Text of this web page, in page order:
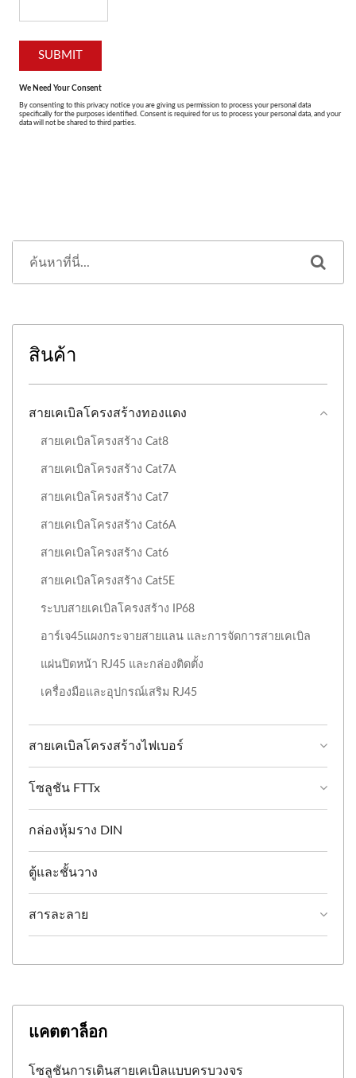
สินค้า
สายเคเบิลโครงสร้างทองแดง
สายเคเบิลโครงสร้าง Cat8
สายเคเบิลโครงสร้าง Cat7A
สายเคเบิลโครงสร้าง Cat7
สายเคเบิลโครงสร้าง Cat6A
สายเคเบิลโครงสร้าง Cat6
สายเคเบิลโครงสร้าง Cat5E
ระบบสายเคเบิลโครงสร้าง IP68
อาร์เจ45แผงกระจายสายแลน และการจัดการสายเคเบิล
แผ่นปิดหน้า RJ45 และกล่องติดตั้ง
เครื่องมือและอุปกรณ์เสริม RJ45
สายเคเบิลโครงสร้างไฟเบอร์
โซลูชัน FTTx
กล่องหุ้มราง DIN
ตู้และชั้นวาง
สารละลาย
แคตตาล็อก
โซลูชันการเดินสายเคเบิลแบบครบวงจร